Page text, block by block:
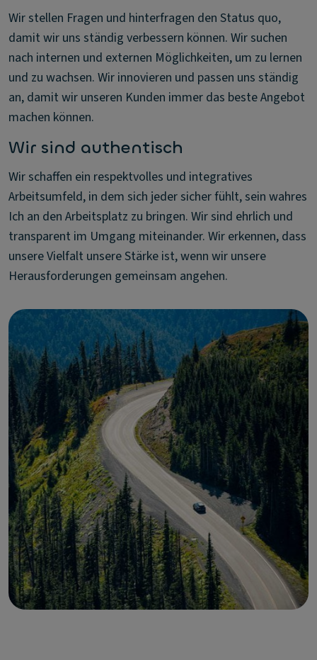
Wir stellen Fragen und hinterfragen den Status quo,
damit wir uns ständig verbessern können. Wir suchen
nach internen und externen Möglichkeiten, um zu lernen
und zu wachsen. Wir innovieren und passen uns ständig
an, damit wir unseren Kunden immer das beste Angebot
machen können.
Wir sind authentisch
Wir schaffen ein respektvolles und integratives
Arbeitsumfeld, in dem sich jeder sicher fühlt, sein wahres
Ich an den Arbeitsplatz zu bringen. Wir sind ehrlich und
transparent im Umgang miteinander. Wir erkennen, dass
unsere Vielfalt unsere Stärke ist, wenn wir unsere
Herausforderungen gemeinsam angehen.